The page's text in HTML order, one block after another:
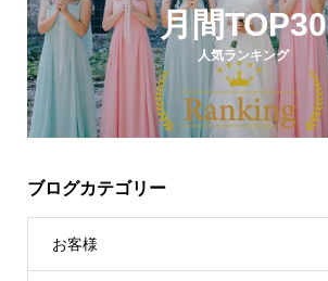
月間TOP30
人気ランキング
ブログカテゴリー
お客様